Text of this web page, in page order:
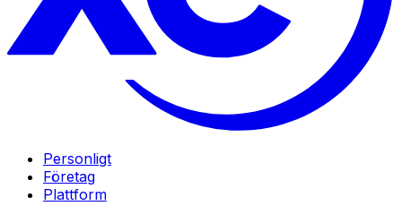
Personligt
Företag
Plattform